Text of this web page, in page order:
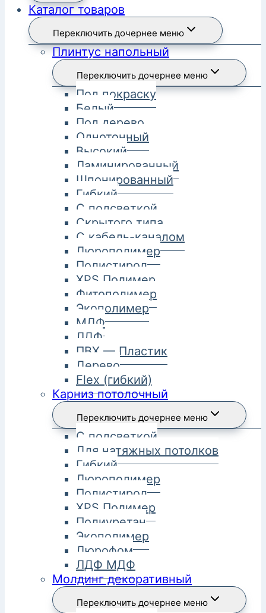
Каталог товаров
Переключить дочернее меню
Плинтус напольный
Переключить дочернее меню
Под покраску
Белый
Под дерево
Однотонный
Высокий
Ламинированный
Шпонированный
Гибкий
С подсветкой
Скрытого типа
С кабель-каналом
Дюрополимер
Полистирол
XPS Полимер
Фитополимер
Экополимер
МДФ
ЛДФ
ПВХ — Пластик
Дерево
Flex (гибкий)
Карниз потолочный
Переключить дочернее меню
С подсветкой
Для натяжных потолков
Гибкий
Дюрополимер
Полистирол
XPS Полимер
Полиуретан
Экополимер
Дюрофом
ЛДФ МДФ
Молдинг декоративный
Переключить дочернее меню